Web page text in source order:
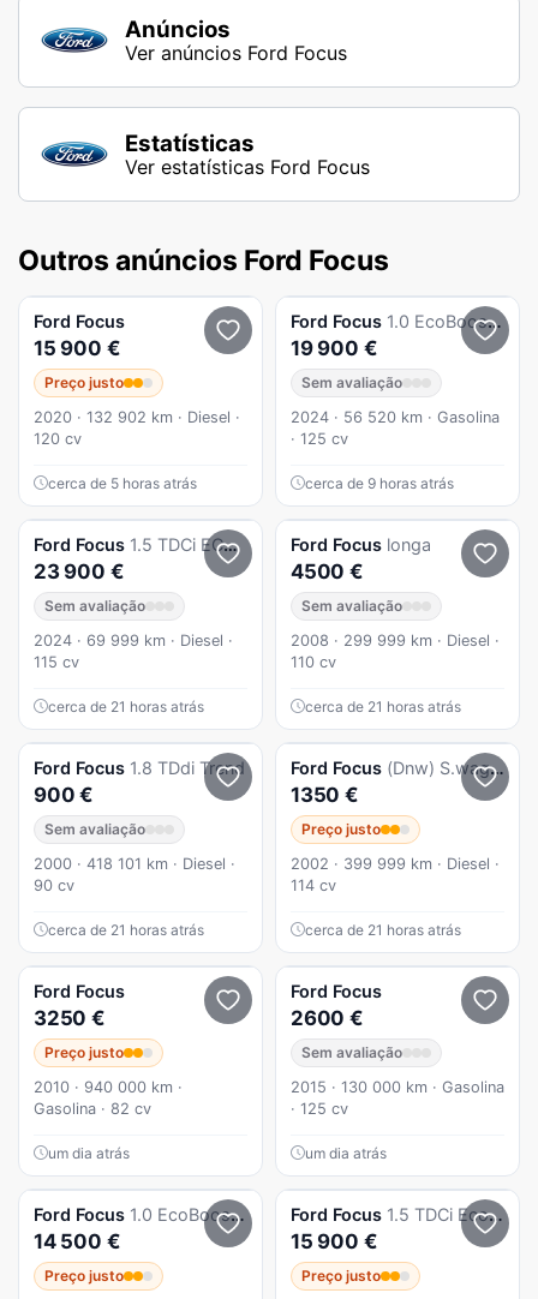
Anúncios
Ver anúncios Ford Focus
Estatísticas
Ver estatísticas Ford Focus
Outros anúncios Ford Focus
Ford Focus
15 900 €
Preço justo
2020 · 132 902 km · Diesel ·
120 cv
cerca de 5 horas atrás
Ford Focus 1.0 EcoBoost MHEV ST-Line
19 900 €
Sem avaliação
2024 · 56 520 km · Gasolina
· 125 cv
cerca de 9 horas atrás
Ford Focus 1.5 TDCi ECOBlue ST-Line Aut.
23 900 €
Sem avaliação
2024 · 69 999 km · Diesel ·
115 cv
cerca de 21 horas atrás
Ford Focus longa
4500 €
Sem avaliação
2008 · 299 999 km · Diesel ·
110 cv
cerca de 21 horas atrás
Ford Focus 1.8 TDdi Trend
900 €
Sem avaliação
2000 · 418 101 km · Diesel ·
90 cv
cerca de 21 horas atrás
Ford Focus (Dnw) S.wagon
1350 €
Preço justo
2002 · 399 999 km · Diesel ·
114 cv
cerca de 21 horas atrás
Ford Focus
3250 €
Preço justo
2010 · 940 000 km ·
Gasolina · 82 cv
um dia atrás
Ford Focus
2600 €
Sem avaliação
2015 · 130 000 km · Gasolina
· 125 cv
um dia atrás
Ford Focus 1.0 EcoBoost 125cv TITANIUM Auto
14 500 €
Preço justo
Ford Focus 1.5 TDCi EcoBlue Active
15 900 €
Preço justo